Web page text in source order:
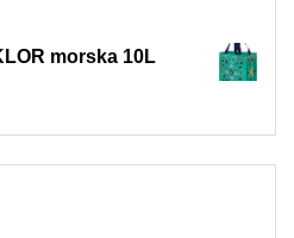
morska 10L